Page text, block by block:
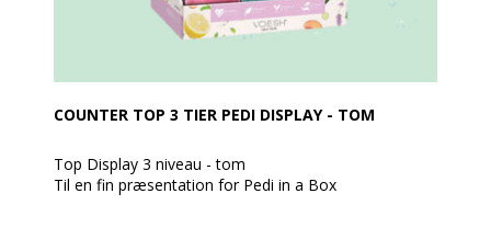
COUNTER TOP 3 TIER PEDI DISPLAY - TOM
Top Display 3 niveau - tom
Til en fin præsentation for Pedi in a Box